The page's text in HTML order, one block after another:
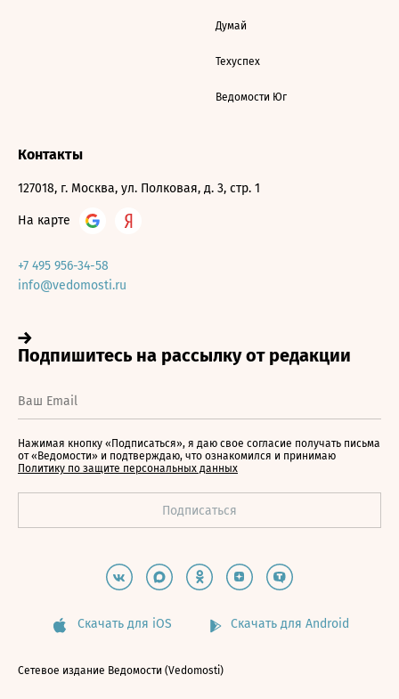
Думай
Техуспех
Ведомости Юг
Контакты
127018, г. Москва, ул. Полковая, д. 3, стр. 1
На карте
+7 495 956-34-58
info@vedomosti.ru
Нажимая кнопку «Подписаться», я даю свое согласие получать письма
от «Ведомости» и подтверждаю, что ознакомился и принимаю
Политику по защите персональных данных
Скачать для iOS Скачать для Android
Сетевое издание Ведомости (Vedomosti)